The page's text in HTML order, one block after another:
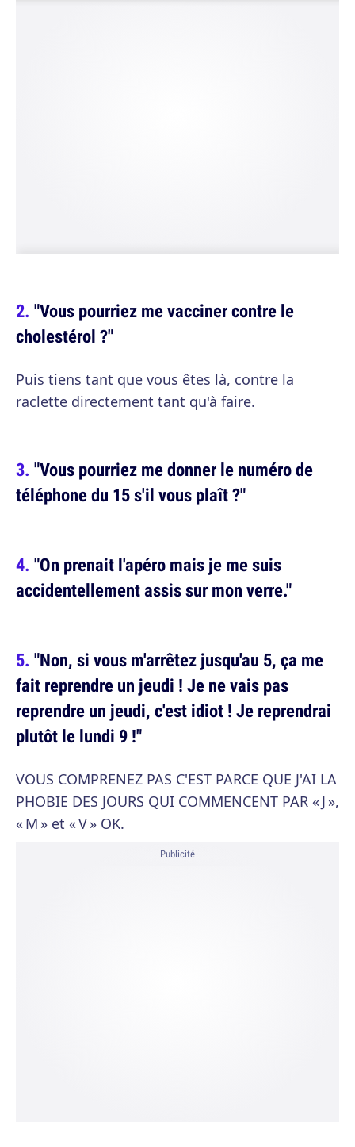
"Vous pourriez me vacciner contre le
cholestérol ?"
Puis tiens tant que vous êtes là, contre la
raclette directement tant qu'à faire.
"Vous pourriez me donner le numéro de
téléphone du 15 s'il vous plaît ?"
"On prenait l'apéro mais je me suis
accidentellement assis sur mon verre."
"Non, si vous m'arrêtez jusqu'au 5, ça me
fait reprendre un jeudi ! Je ne vais pas
reprendre un jeudi, c'est idiot ! Je reprendrai
plutôt le lundi 9 !"
VOUS COMPRENEZ PAS C'EST PARCE QUE J'AI LA
PHOBIE DES JOURS QUI COMMENCENT PAR « J »,
« M » et « V » OK.
Publicité